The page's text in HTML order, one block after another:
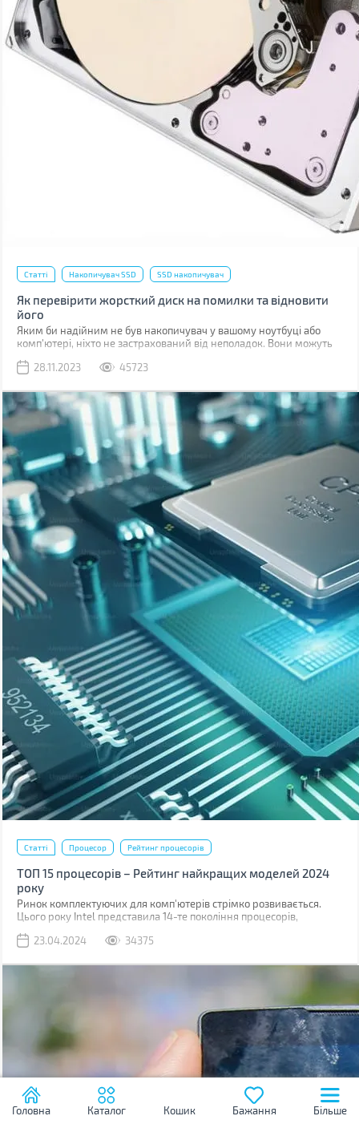
Статті Накопичувач SSD SSD накопичувач
Як перевірити жорсткий диск на помилки та відновити
його
Яким би надійним не був накопичувач у вашому ноутбуці або
комп'ютері, ніхто не застрахований від неполадок. Вони можуть
ушкодженнями комірок пам'яті.
28.11.2023 45723
Статті Процесор Рейтинг процесорів
ТОП 15 процесорів – Рейтинг найкращих моделей 2024
року
Ринок комплектуючих для комп'ютерів стрімко розвивається.
Цього року Intel представила 14-те покоління процесорів,
рішення для платформ з підтримкою шини обміну даними PCI 5.0
23.04.2024 34375
Головна Каталог Кошик Бажання Більше